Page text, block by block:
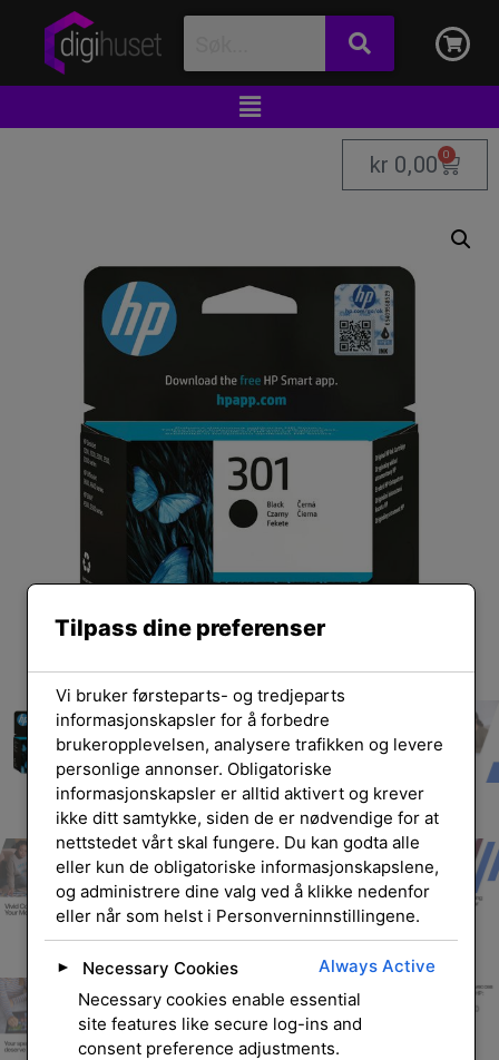
kr 0,00 0
Tilpass dine preferenser
Vi bruker førsteparts- og tredjeparts
informasjonskapsler for å forbedre
brukeropplevelsen, analysere trafikken og levere
personlige annonser. Obligatoriske
informasjonskapsler er alltid aktivert og krever
ikke ditt samtykke, siden de er nødvendige for at
nettstedet vårt skal fungere. Du kan godta alle
eller kun de obligatoriske informasjonskapslene,
og administrere dine valg ved å klikke nedenfor
eller når som helst i Personverninnstillingene.
► Necessary Cookies
Always Active
Necessary cookies enable essential
site features like secure log-ins and
consent preference adjustments.